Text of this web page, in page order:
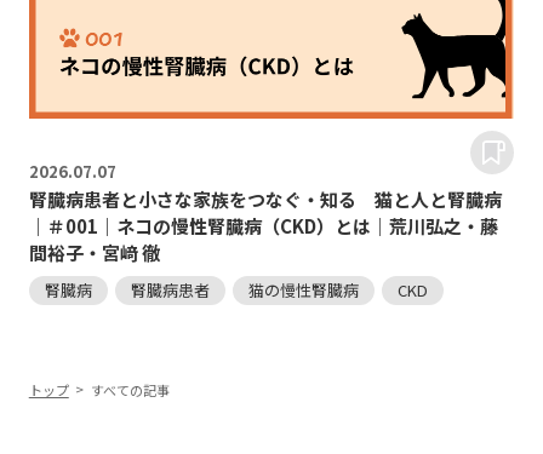
2026.07.07
腎臓病患者と小さな家族をつなぐ・知る 猫と人と腎臓病
｜＃001｜ネコの慢性腎臓病（CKD）とは｜荒川弘之・藤
間裕子・宮﨑 徹
腎臓病 腎臓病患者 猫の慢性腎臓病 CKD
トップ すべての記事